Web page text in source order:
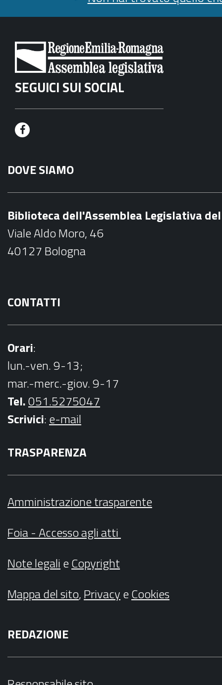
SEGUICI SUI SOCIAL
F
c
e
o
k
DOVE SIAMO
Biblioteca dell'Assemblea Legislativa
Viale Aldo Moro, 46
40127 Bologna
CONTATTI
Orari:
lun.-ven. 9-13;
mar.-merc.-giov. 9-17
Tel.051.5275047
Scrivici:e-mail
TRASPARENZA
Amministrazione trasparente
Foia - Accesso agli atti
Note legalieCopyright
Mappa del sito,PrivacyeCookies
REDAZIONE